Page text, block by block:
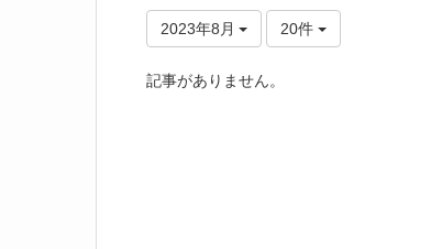
2023年8月 20件
記事がありません。